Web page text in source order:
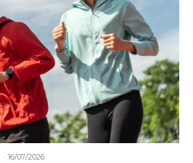
- 16/07/2026